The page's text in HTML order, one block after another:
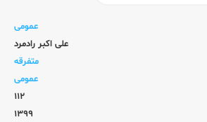
عمومی
علی اکبر رادمرد
متفرقه
عمومی
112
1399